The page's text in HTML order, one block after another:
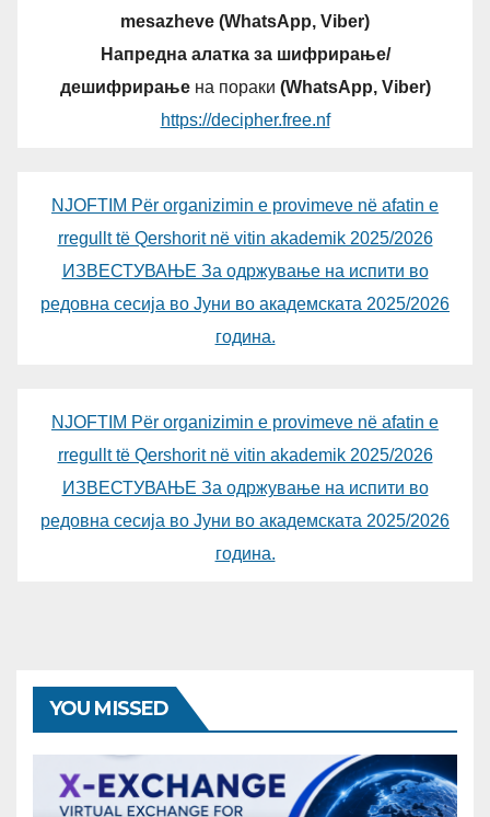
mesazheve (WhatsApp, Viber)
Напредна алатка за шифрирање/
дешифрирањена пораки (WhatsApp, Viber)
https://decipher.free.nf
NJOFTIM Për organizimin e provimeve në afatin e
rregullt të Qershorit në vitin akademik 2025/2026
ИЗВЕСТУВАЊЕ За одржување на испити во
редовна сесија во Јуни во академската 2025/2026
година.
NJOFTIM Për organizimin e provimeve në afatin e
rregullt të Qershorit në vitin akademik 2025/2026
ИЗВЕСТУВАЊЕ За одржување на испити во
редовна сесија во Јуни во академската 2025/2026
година.
YOU MISSED